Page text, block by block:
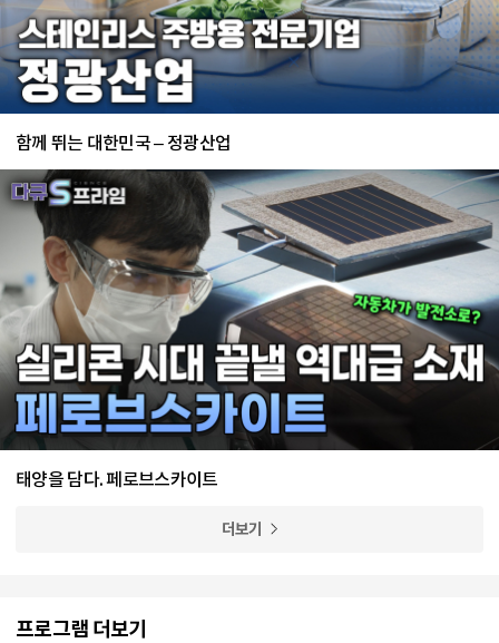
함께 뛰는 대한민국 – 정광산업
태양을 담다. 페로브스카이트
더보기
프로그램 더보기